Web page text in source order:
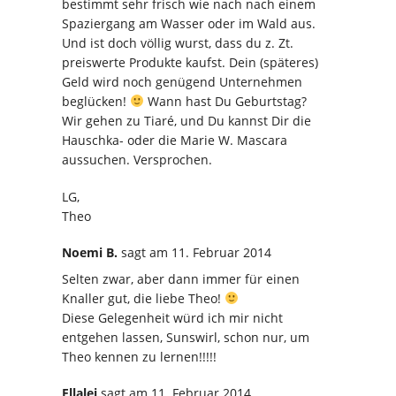
bestimmt sehr frisch wie nach nach einem
Spaziergang am Wasser oder im Wald aus.
Und ist doch völlig wurst, dass du z. Zt.
preiswerte Produkte kaufst. Dein (späteres)
Geld wird noch genügend Unternehmen
beglücken!
Wann hast Du Geburtstag?
Wir gehen zu Tiaré, und Du kannst Dir die
Hauschka- oder die Marie W. Mascara
aussuchen. Versprochen.
LG,
Theo
Noemi B. sagt am 11. Februar 2014
Selten zwar, aber dann immer für einen
Knaller gut, die liebe Theo!
Diese Gelegenheit würd ich mir nicht
entgehen lassen, Sunswirl, schon nur, um
Theo kennen zu lernen!!!!!